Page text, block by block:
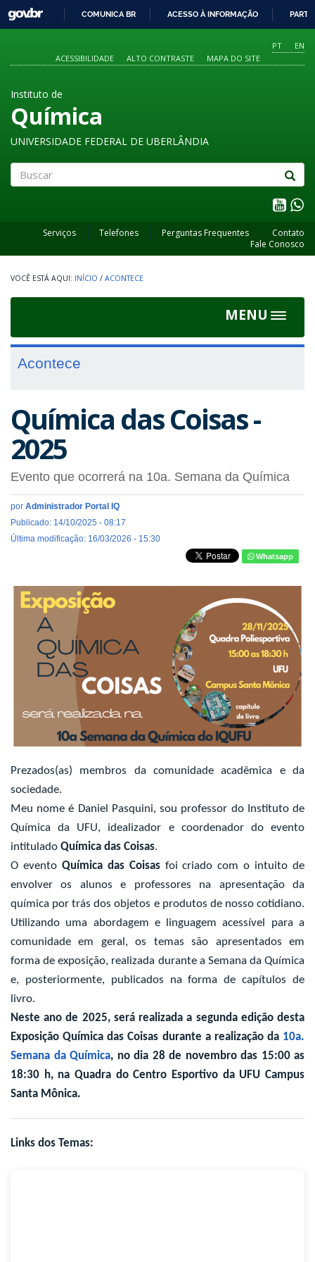
O
CONTEÚDO
GOVBR
COMUNICA BR ACESSO À INFORMAÇÃO
PT
EN
ACESSIBILIDADE
ALTO CONTRASTE MAPA DO SITE
Instituto de
Química
UNIVERSIDADE FEDERAL DE UBERLÂNDIA
Serviços Telefones Perguntas Frequentes
Contato
Fale Conosco
INÍCIO / ACONTECE
MENU
Toggle
Acontece
Química das Coisas -
2025
Evento que ocorrerá na 10a. Semana da Química
por Administrador Portal IQ
Publicado: 14/10/2025 - 08:17
Última modificação: 16/03/2026 - 15:30
Whatsapp
Prezados(as) membros da comunidade acadêmica e da
sociedade.
Meu nome é Daniel Pasquini, sou professor do Instituto de
Química da UFU, idealizador e coordenador do evento
intitulado Química das Coisas.
O evento Química das Coisasfoi criado com o intuito de
envolver os alunos e professores na apresentação da
química por trás dos objetos e produtos de nosso cotidiano.
Utilizando uma abordagem e linguagem acessível para a
comunidade em geral, os temas são apresentados em
forma de exposição, realizada durante a Semana da Química
e, posteriormente, publicados na forma de capítulos de
livro.
Neste ano de 2025, será realizada a segunda edição desta
Exposição Química das Coisas durante a realização da 10a.
Semana da Química, no dia 28 de novembro das 15:00 as
18:30 h, na Quadra do Centro Esportivo da UFU Campus
Santa Mônica.
Links dos Temas: